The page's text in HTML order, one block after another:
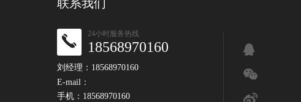
联系我们
24小时服务热线
18568970160
刘经理：18568970160
E-mail：
手机：18568970160